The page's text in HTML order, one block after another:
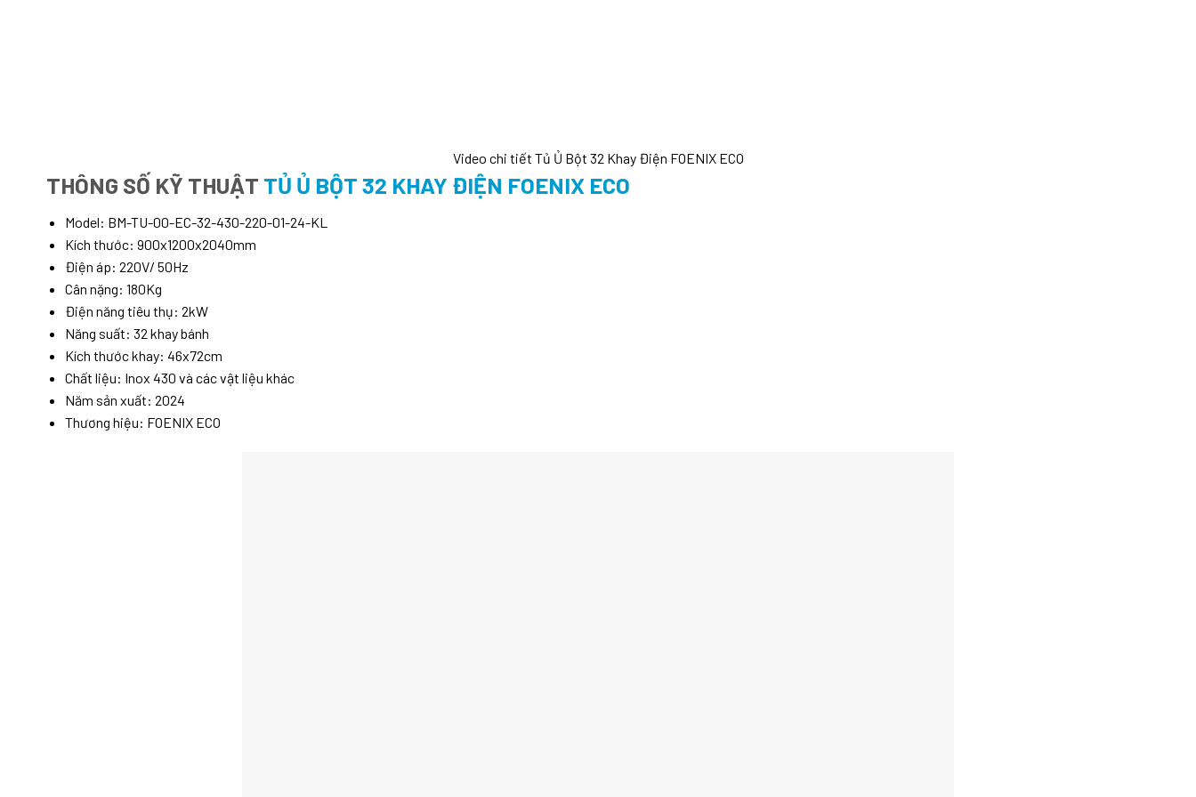
Video chi tiết Tủ Ủ Bột 32 Khay Điện FOENIX ECO
THÔNG SỐ KỸ THUẬT TỦ Ủ BỘT 32 KHAY ĐIỆN FOENIX ECO
Model: BM-TU-00-EC-32-430-220-01-24-KL
Kích thước: 900x1200x2040mm
Điện áp: 220V/ 50Hz
Cân nặng: 180Kg
Điện năng tiêu thụ: 2kW
Năng suất: 32 khay bánh
Kích thước khay: 46x72cm
Chất liệu: Inox 430 và các vật liệu khác
Năm sản xuất: 2024
Thương hiệu: FOENIX ECO